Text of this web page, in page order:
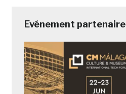
Evénement partenaire